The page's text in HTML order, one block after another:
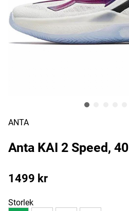
ANTA
Anta KAI 2 Speed, 40
1499 kr
Storlek